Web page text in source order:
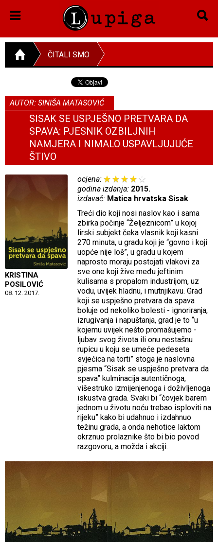
ČITALI SMO
AUTOR: SINIŠA MATASOVIĆ
SISAK SE USPJEŠNO PRETVARA DA
SPAVA: PJESNIK OZBILJNIH
NAMJERA I NIMALO USPAVLJUJUĆE
ŠTIVO
KRISTINA
POSILOVIĆ
08. 12. 2017.
ocjena:
godina izdanja: 2015.
izdavač: Matica hrvatska Sisak
Treći dio koji nosi naslov kao i sama
zbirka počinje “Željeznicom” u kojoj
lirski subjekt čeka vlasnik koji kasni
270 minuta, u gradu koji je “govno i koji
uopće nije loš”, u gradu u kojem
naprosto moraju postojati vlakovi za
sve one koji žive među jeftinim
kulisama s propalom industrijom, uz
vodu, uvijek hladnu, i mutnjikavu. Grad
koji se uspješno pretvara da spava
boluje od nekoliko bolesti - ignoriranja,
izrugivanja i napuštanja, grad je to “u
kojemu uvijek nešto promašujemo -
ljubav svog života ili onu nestašnu
rupicu u koju se umeće pedeseta
svjećica na torti” stoga je naslovna
pjesma “Sisak se uspješno pretvara da
spava” kulminacija autentičnoga,
višestruko izmijenjenoga i doživljenoga
iskustva grada. Svaki bi “čovjek barem
jednom u životu noću trebao isploviti na
rijeku” kako bi udahnuo i izdahnuo
težinu grada, a onda nehotice laktom
okrznuo prolaznike što bi bio povod
razgovoru, a možda i akciji.